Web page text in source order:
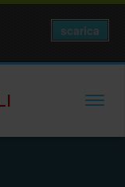
scarica